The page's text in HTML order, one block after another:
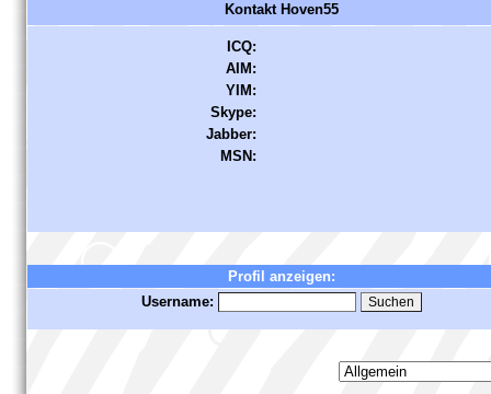
Kontakt Hoven55
ICQ:
AIM:
YIM:
Skype:
Jabber:
MSN:
Profil anzeigen:
Username: